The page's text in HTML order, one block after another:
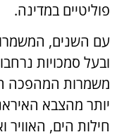
פוליטיים במדינה.
עם השנים,
ובעל סמכויות
משמרות המהפכה
יותר מהצבא
חילות הים, האוויר